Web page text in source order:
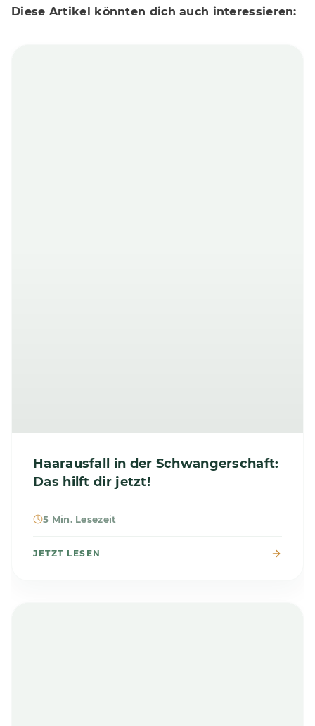
Diese Artikel könnten dich auch interessieren:
Haarausfall in der Schwangerschaft:
Das hilft dir jetzt!
5 Min. Lesezeit
JETZT LESEN